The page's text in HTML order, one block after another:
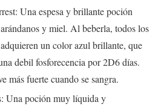
Una espesa y brillante poción
y miel. Al beberla, todos los
un color azul brillante, que
debil fosforecencia por 2D6 días.
más fuerte cuando se sangra.
Una poción muy líquida y